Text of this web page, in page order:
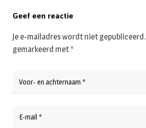
Geef een reactie
Je e-mailadres wordt niet gepubliceerd.
gemarkeerd met *